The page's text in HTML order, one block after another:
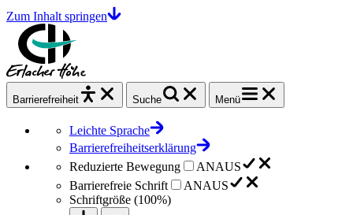
Zum Inhalt springen
Barrierefrei heit Suche Menü
Leichte Sprache
Barrierefreiheitserklärung
Reduzierte Bewegung
ANAUS
Barrierefreie Schrift
ANAUS
Schriftgröße (100%)